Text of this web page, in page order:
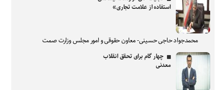
استفاده از علامت تجاری»
محمدجواد حاجی حسینی- معاون حقوقی و امور مجلس وزارت صمت
چهار گام برای تحقق انقلاب
معدنی